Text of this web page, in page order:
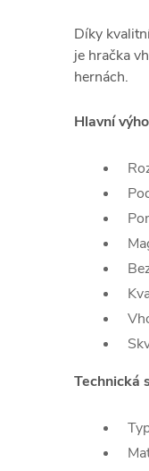
Díky
je hračka
hernách.
Hlavní
Technická